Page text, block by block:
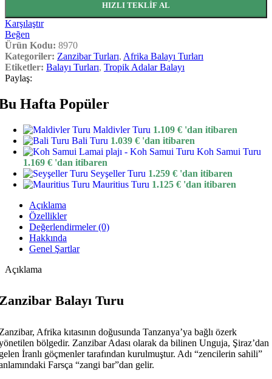
HIZLI TEKLIF AL
Karşılaştır
Beğen
Ürün Kodu: 8970
Kategoriler: Zanzibar Turları, Afrika Balayı Turları
Etiketler: Balayı Turları, Tropik Adalar Balayı
Paylaş:
Hafta Popüler
Maldivler Turu 1.109 € 'dan itibaren
Bali Turu 1.039 € 'dan itibaren
Koh Samui Turu
1.169 € 'dan itibaren
Seyşeller Turu 1.259 € 'dan itibaren
Mauritius Turu 1.125 € 'dan itibaren
Açıklama
Özellikler
Değerlendirmeler (0)
Hakkında
Genel Şartlar
Açıklama
Balayı Turu
Afrika kıtasının doğusunda Tanzanya’ya bağlı özerk
bölgedir. Zanzibar Adası olarak da bilinen Unguja, Şiraz’dan
İranlı göçmenler tarafından kurulmuştur. Adı “zencilerin sahili”
Farsça “zangi bar”dan gelir.